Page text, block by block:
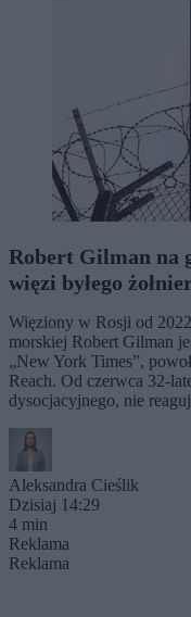
Robert Gilman na
więzi byłego
Więziony w Rosji od
morskiej Robert Gilman
„New York Times”,
Reach. Od czerwca 32-
dysocjacyjnego, nie
Aleksandra Cieślik
Dzisiaj 14:29
4 min
Reklama
Reklama